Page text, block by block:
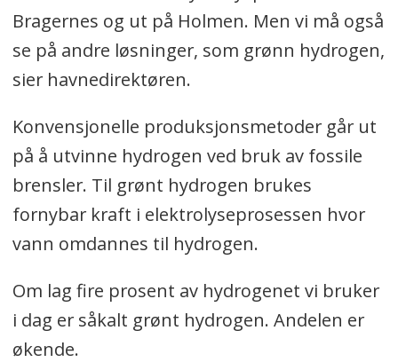
Bragernes og ut på Holmen. Men vi må også
se på andre løsninger, som grønn hydrogen,
sier havnedirektøren.
Konvensjonelle produksjonsmetoder går ut
på å utvinne hydrogen ved bruk av fossile
brensler. Til grønt hydrogen brukes
fornybar kraft i elektrolyseprosessen hvor
vann omdannes til hydrogen.
Om lag fire prosent av hydrogenet vi bruker
i dag er såkalt grønt hydrogen. Andelen er
økende.